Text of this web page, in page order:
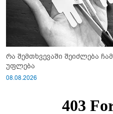
რა შემთხვევაში შეიძლება
უფლება
08.08.2026